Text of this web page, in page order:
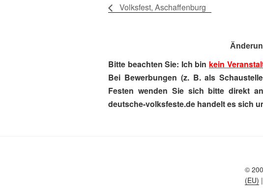
Volksfest, Aschaffenburg
Bitte beachten Sie: Ich bin kein
Bei Bewerbungen (z. B. als
Festen wenden Sie sich bitte direkt
deutsche-volksfeste.de handelt es sich
©
(EU) |